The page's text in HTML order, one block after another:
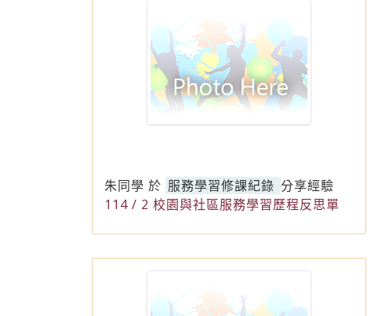
朱同學 於 服務學習修課紀錄 分享經驗
114 / 2 校園與社區服務學習歷程反思單